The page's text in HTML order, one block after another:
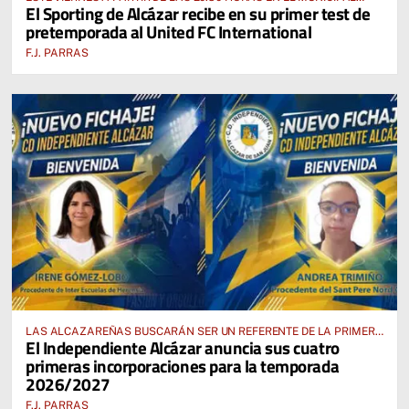
“MANUEL DELGADO MECO”
El Sporting de Alcázar recibe en su primer test de
pretemporada al United FC International
F.J. PARRAS
LAS ALCAZAREÑAS BUSCARÁN SER UN REFERENTE DE LA PRIMERA
AUTONÓMICA PREFERENTE FEMENINA
El Independiente Alcázar anuncia sus cuatro
primeras incorporaciones para la temporada
2026/2027
F.J. PARRAS